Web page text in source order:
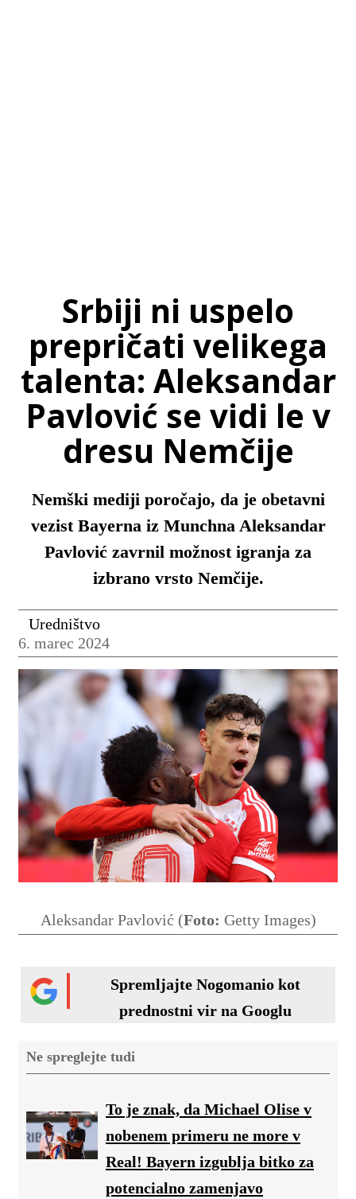
Srbiji ni uspelo
prepričati velikega
talenta: Aleksandar
Pavlović se vidi le v
dresu Nemčije
Nemški mediji poročajo, da je obetavni
vezist Bayerna iz Munchna Aleksandar
Pavlović zavrnil možnost igranja za
izbrano vrsto Nemčije.
Uredništvo
6. marec 2024
Aleksandar Pavlović (Foto: Getty Images)
Spremljajte Nogomanio kot
prednostni vir na Googlu
Ne spreglejte tudi
To je znak, da Michael Olise v
nobenem primeru ne more v
Real! Bayern izgublja bitko za
potencialno zamenjavo